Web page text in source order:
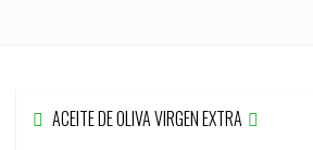
ACEITE DE OLIVA VIRGEN EXTRA